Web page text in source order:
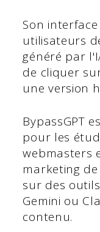
Son
utilisateurs
généré par
de cliquer
une version
BypassGPT
pour les
webmasters
marketing
sur des
Gemini ou
contenu.